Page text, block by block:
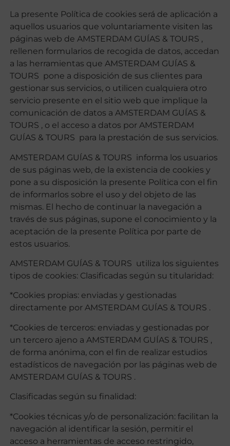
La presente Política de cookies será de aplicación a
aquellos usuarios que voluntariamente visiten las
páginas web de AMSTERDAM GUÍAS & TOURS ,
rellenen formularios de recogida de datos, accedan
a las herramientas que AMSTERDAM GUÍAS &
TOURS pone a disposición de sus clientes para
gestionar sus servicios, o utilicen cualquiera otro
servicio presente en el sitio web que implique la
comunicación de datos a AMSTERDAM GUÍAS &
TOURS , o el acceso a datos por AMSTERDAM
GUÍAS & TOURS para la prestación de sus servicios.
AMSTERDAM GUÍAS & TOURS informa los usuarios
de sus páginas web, de la existencia de cookies y
pone a su disposición la presente Política con el fin
de informarlos sobre el uso y del objeto de las
mismas. El hecho de continuar la navegación a
través de sus páginas, supone el conocimiento y la
aceptación de la presente Política por parte de
estos usuarios.
AMSTERDAM GUÍAS & TOURS utiliza los siguientes
tipos de cookies: Clasificadas según su titularidad:
*Cookies propias: enviadas y gestionadas
directamente por AMSTERDAM GUÍAS & TOURS .
*Cookies de terceros: enviadas y gestionadas por
un tercero ajeno a AMSTERDAM GUÍAS & TOURS ,
de forma anónima, con el fin de realizar estudios
estadísticos de navegación por las páginas web de
AMSTERDAM GUÍAS & TOURS .
Clasificadas según su finalidad:
*Cookies técnicas y/o de personalización: facilitan la
navegación al identificar la sesión, permitir el
acceso a herramientas de acceso restringido,